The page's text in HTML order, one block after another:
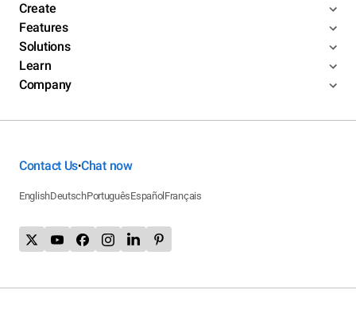
Create
Features
Solutions
Learn
Company
Contact Us•Chat now
EnglishDeutschPortuguêsEspañol Français